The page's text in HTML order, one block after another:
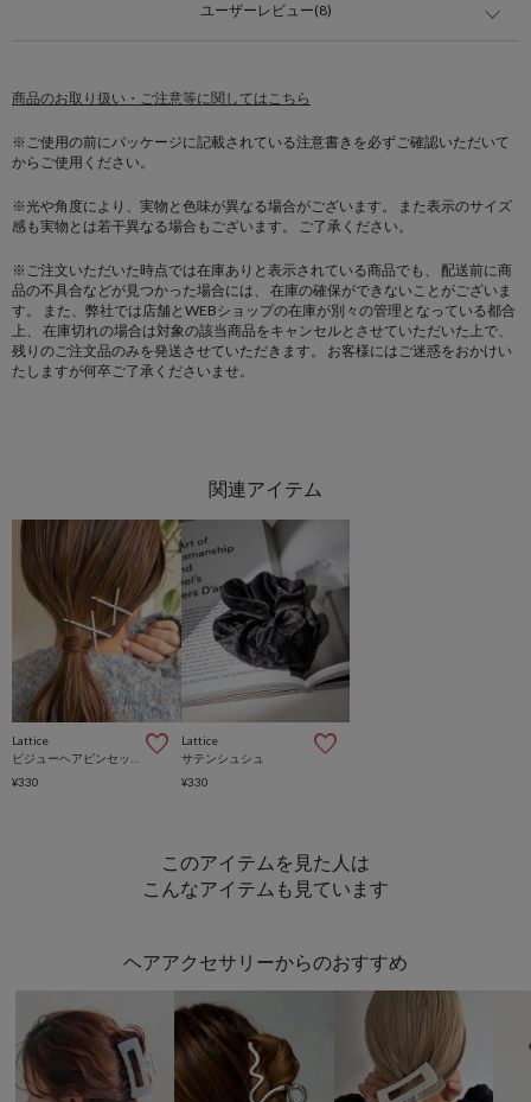
ユーザーレビュー(8)
商品のお取り扱い・ご注意等に関してはこちら
※ご使用の前にパッケージに記載されている注意書きを必ずご確認いただいて
からご使用ください。
※光や角度により、実物と色味が異なる場合がございます。
また表示のサイズ
感も実物とは若干異なる場合もございます。 ご了承ください。
※ご注文いただいた時点では在庫ありと表示されている商品でも、
配送前に商
品の不具合などが見つかった場合には、
在庫の確保ができないことがございま
す。
また、弊社では店舗とWEBショップの在庫が別々の管理となっている都合
上、
在庫切れの場合は対象の該当商品をキャンセルとさせていただいた上で、
残りのご注文品のみを発送させていただきます。
お客様にはご迷惑をおかけい
たしますが何卒ご了承くださいませ。
Lattice
ビジューヘアピンセット(2P)
¥330
Lattice
サテンシュシュ
¥330
このアイテムを見た人は
こんなアイテムも見ています
ヘアアクセサリーからのおすすめ